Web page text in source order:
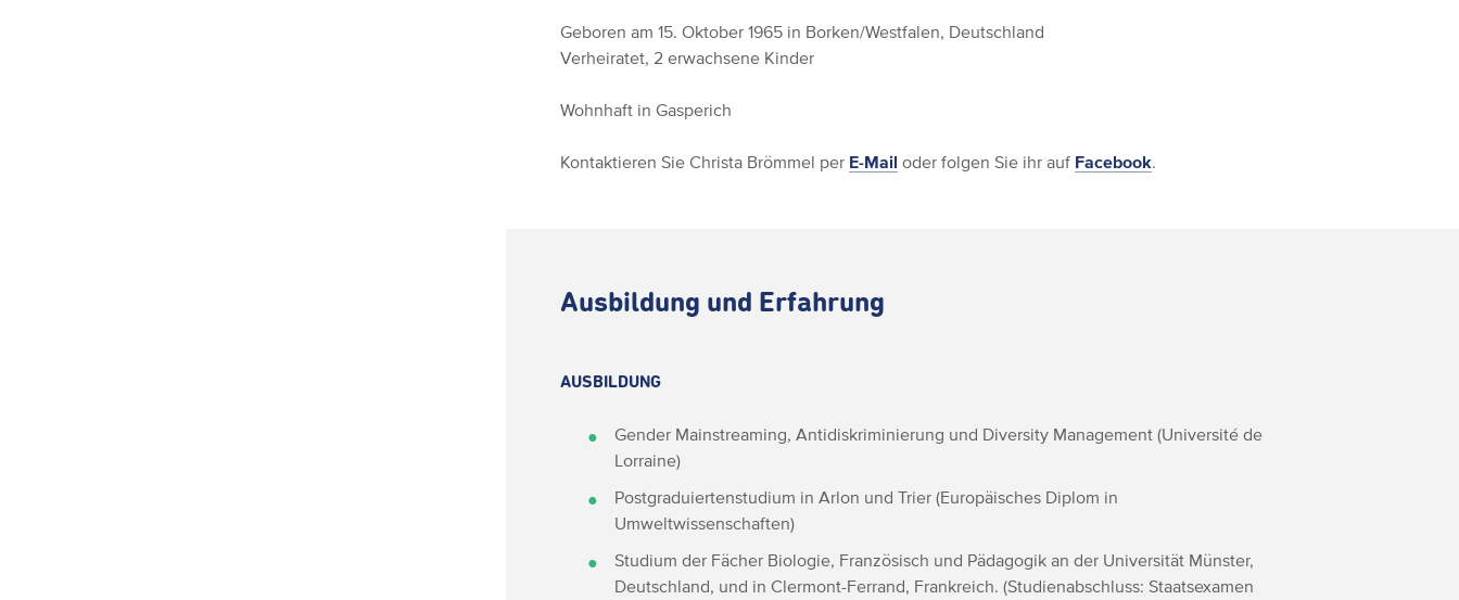
Geboren am 15. Oktober 1965 in Borken/Westfalen, Deutschland
Verheiratet, 2 erwachsene Kinder
Wohnhaft in Gasperich
Kontaktieren Sie Christa Brömmel per E-Mail oder folgen Sie ihr auf Facebook.
Ausbildung und Erfahrung
AUSBILDUNG
Gender Mainstreaming, Antidiskriminierung und Diversity Management (Université de
Lorraine)
Postgraduiertenstudium in Arlon und Trier (Europäisches Diplom in
Umweltwissenschaften)
Studium der Fächer Biologie, Französisch und Pädagogik an der Universität Münster,
Deutschland, und in Clermont-Ferrand, Frankreich. (Studienabschluss: Staatsexamen